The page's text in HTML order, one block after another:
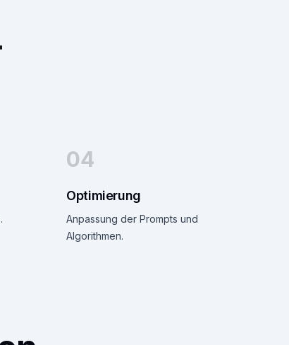
04
Optimierung
Anpassung der Prompts und
Algorithmen.